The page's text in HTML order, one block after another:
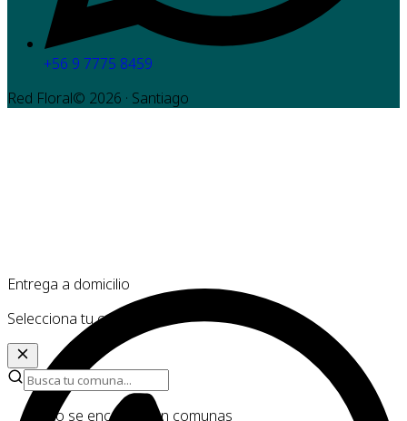
+56 9 7775 8459
Red Floral© 2026 · Santiago
Entrega a domicilio
Selecciona tu comuna
No se encontraron comunas